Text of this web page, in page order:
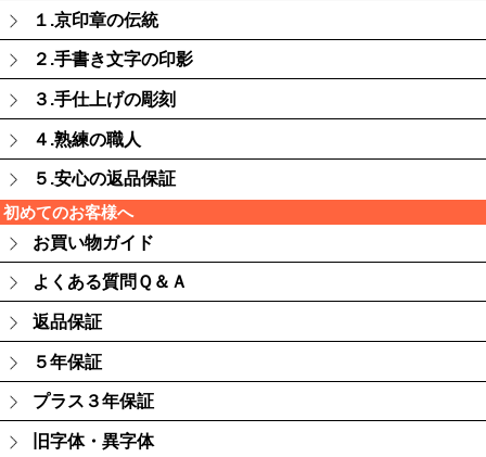
１.京印章の伝統
２.手書き文字の印影
３.手仕上げの彫刻
４.熟練の職人
５.安心の返品保証
初めてのお客様へ
お買い物ガイド
よくある質問Ｑ＆Ａ
返品保証
５年保証
プラス３年保証
旧字体・異字体